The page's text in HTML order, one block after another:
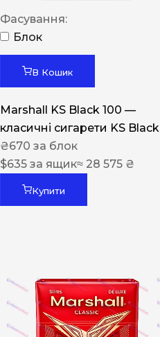
Leana
ASTRU
MONUS
NERO
Фасування:
Блок
В Кошик
Marshall KS Black 100 —
класичні сигарети KS Black
₴670 за блок
$635 за ящик≈ 28 575 ₴
Купити